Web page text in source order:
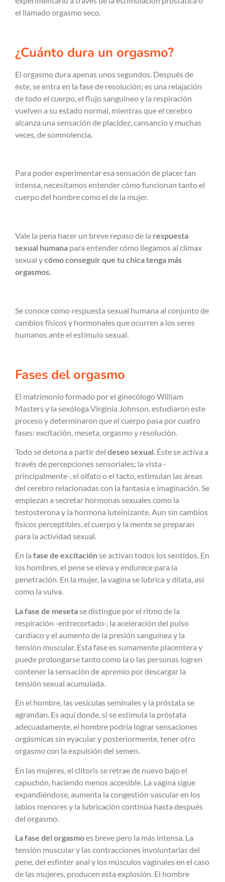
el llamado orgasmo seco.
¿Cuánto dura un orgasmo?
El orgasmo dura apenas unos segundos. Después de
éste, se entra en la fase de resolución; es una relajación
de todo el cuerpo, el flujo sanguíneo y la respiración
vuelven a su estado normal, mientras que el cerebro
alcanza una sensación de placidez, cansancio y muchas
veces, de somnolencia.
Para poder experimentar esa sensación de placer tan
intensa, necesitamos entender cómo funcionan tanto el
cuerpo del hombre como el de la mujer.
Vale la pena hacer un breve repaso de la respuesta
sexual humana para entender cómo llegamos al clímax
sexual ycómo conseguir que tu chica tenga más
orgasmos.
Se conoce como respuesta sexual humana al conjunto de
cambios físicos y hormonales que ocurren a los seres
humanos ante el estímulo sexual.
Fases del orgasmo
El matrimonio formado por el ginecólogo William
Masters y la sexóloga Virginia Johnson, estudiaron este
proceso y determinaron que el cuerpo pasa por cuatro
fases: excitación, meseta, orgasmo y resolución.
Todo se detona a partir del deseo sexual. Éste se activa a
través de percepciones sensoriales; la vista -
principalmente-, el olfato o el tacto, estimulan las áreas
del cerebro relacionadas con la fantasía e imaginación. Se
empiezan a secretar hormonas sexuales como la
testosterona y la hormona luteinizante. Aun sin cambios
físicos perceptibles, el cuerpo y la mente se preparan
para la actividad sexual.
En la fase de excitaciónse activan todos los sentidos. En
los hombres, el pene se eleva y endurece para la
penetración. En la mujer, la vagina se lubrica y dilata, así
como la vulva.
La fase de mesetase distingue por el ritmo de la
respiración -entrecortado-, la aceleración del pulso
cardíaco y el aumento de la presión sanguínea y la
tensión muscular. Esta fase es sumamente placentera y
puede prolongarse tanto como la o las personas logren
contener la sensación de apremio por descargar la
tensión sexual acumulada.
En el hombre, las vesículas seminales y la próstata se
agrandan. Es aquí donde, si se estimula la próstata
adecuadamente, el hombre podría lograr sensaciones
orgásmicas sin eyacular y posteriormente, tener otro
orgasmo con la expulsión del semen.
En las mujeres, el clítoris se retrae de nuevo bajo el
capuchón, haciendo menos accesible. La vagina sigue
expandiéndose, aumenta la congestión vascular en los
labios menores y la lubricación continúa hasta después
del orgasmo.
La fase del orgasmoes breve pero la más intensa. La
tensión muscular y las contracciones involuntarias del
pene, del esfínter anal y los músculos vaginales en el caso
de las mujeres, producen esta explosión. El hombre